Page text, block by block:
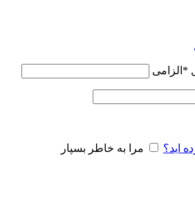
* الزامی
اید؟ مرا به خاطر بسپار